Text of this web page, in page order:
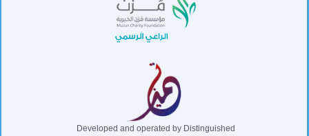
Developed and operated by Distinguished